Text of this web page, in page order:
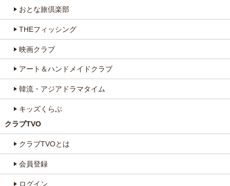
おとな旅倶楽部
THEフィッシング
映画クラブ
アート＆ハンドメイドクラブ
韓流・アジアドラマタイム
キッズくらぶ
クラブTVO
クラブTVOとは
会員登録
ログイン